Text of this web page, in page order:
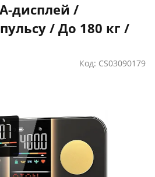
дисплей /
/ До 180 кг /
Код: CS03090179